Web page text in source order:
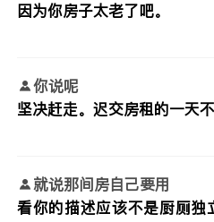
因为你房子太老了吧。
你说呢
坚决赶走。迟交房租的一天
就说那间房自己要用
看你的描述应该不是厨厕独